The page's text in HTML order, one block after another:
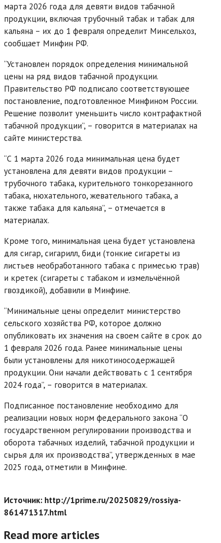
марта 2026 года для девяти видов табачной
продукции, включая трубочный табак и табак для
кальяна – их до 1 февраля определит Минсельхоз,
сообщает Минфин РФ.
“Установлен порядок определения минимальной
цены на ряд видов табачной продукции.
Правительство РФ подписало соответствующее
постановление, подготовленное Минфином России.
Решение позволит уменьшить число контрафактной
табачной продукции”, – говорится в материалах на
сайте министерства.
“С 1 марта 2026 года минимальная цена будет
установлена для девяти видов продукции –
трубочного табака, курительного тонкорезанного
табака, нюхательного, жевательного табака, а
также табака для кальяна”, – отмечается в
материалах.
Кроме того, минимальная цена будет установлена
для сигар, сигарилл, биди (тонкие сигареты из
листьев необработанного табака с примесью трав)
и кретек (сигареты с табаком и измельчённой
гвоздикой), добавили в Минфине.
“Минимальные цены определит министерство
сельского хозяйства РФ, которое должно
опубликовать их значения на своем сайте в срок до
1 февраля 2026 года. Ранее минимальные цены
были установлены для никотиносодержащей
продукции. Они начали действовать с 1 сентября
2024 года”, – говорится в материалах.
Подписанное постановление необходимо для
реализации новых норм федерального закона “О
государственном регулировании производства и
оборота табачных изделий, табачной продукции и
сырья для их производства”, утвержденных в мае
2025 года, отметили в Минфине.
Источник: http://1prime.ru/20250829/rossiya-
861471317.html
Read more articles